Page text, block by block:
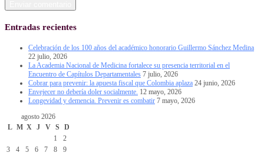
Entradas recientes
Celebración de los 100 años del académico honorario Guillermo Sánchez Medina
22 julio, 2026
La Academia Nacional de Medicina fortalece su presencia territorial en el
Encuentro de Capítulos Departamentales 7 julio, 2026
Cobrar para prevenir: la apuesta fiscal que Colombia aplaza 24 junio, 2026
Envejecer no debería doler socialmente. 12 mayo, 2026
Longevidad y demencia. Prevenir es combatir 7 mayo, 2026
agosto 2026
L M X J V S
D
1
2
3
4 5 6 7 8
9